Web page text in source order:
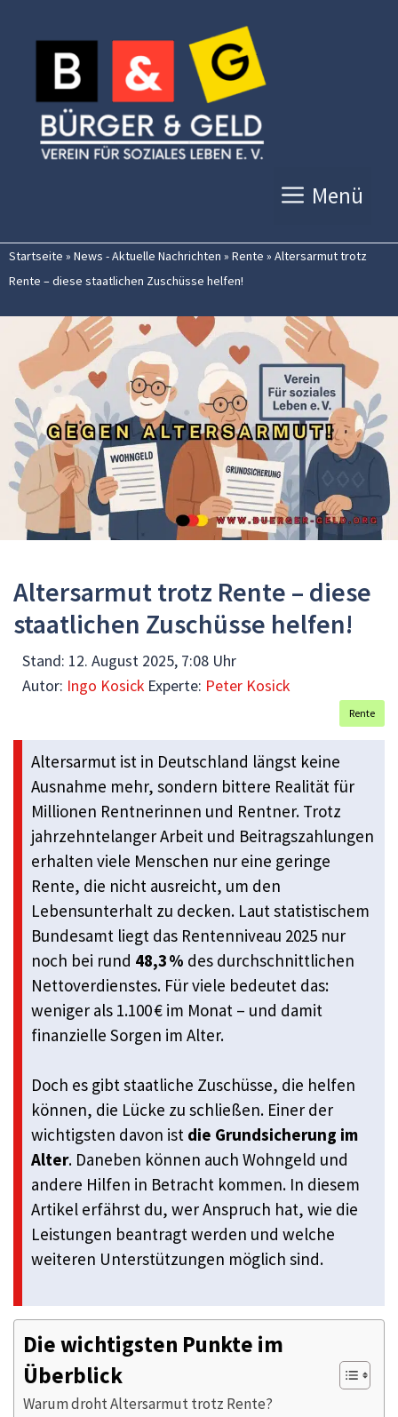
Inhalt
springen
Menü
Startseite » News - Aktuelle Nachrichten » Rente » Altersarmut trotz
Rente – diese staatlichen Zuschüsse helfen!
Altersarmut trotz Rente – diese
staatlichen Zuschüsse helfen!
Stand: 12. August 2025, 7:08 Uhr
Autor: Ingo Kosick Experte: Peter Kosick
Rente
Altersarmut ist in Deutschland längst keine
Ausnahme mehr, sondern bittere Realität für
Millionen Rentnerinnen und Rentner. Trotz
jahrzehntelanger Arbeit und Beitragszahlungen
erhalten viele Menschen nur eine geringe
Rente, die nicht ausreicht, um den
Lebensunterhalt zu decken. Laut statistischem
Bundesamt liegt das Rentenniveau 2025 nur
noch bei rund 48,3 % des durchschnittlichen
Nettoverdienstes. Für viele bedeutet das:
weniger als 1.100 € im Monat – und damit
finanzielle Sorgen im Alter.
Doch es gibt staatliche Zuschüsse, die helfen
können, die Lücke zu schließen. Einer der
wichtigsten davon ist die Grundsicherung im
Alter. Daneben können auch Wohngeld und
andere Hilfen in Betracht kommen. In diesem
Artikel erfährst du, wer Anspruch hat, wie die
Leistungen beantragt werden und welche
weiteren Unterstützungen möglich sind.
Die wichtigsten Punkte im
Überblick
Warum droht Altersarmut trotz Rente?